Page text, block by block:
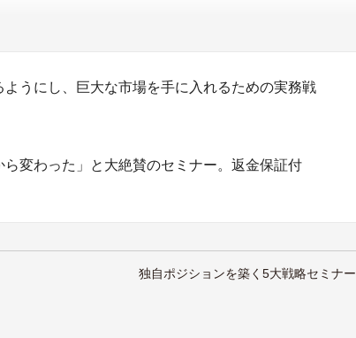
うにし、巨大な市場を手に入れるための実務戦
ら変わった」と大絶賛のセミナー。返金保証付
独自ポジションを築く5大戦略セミナー